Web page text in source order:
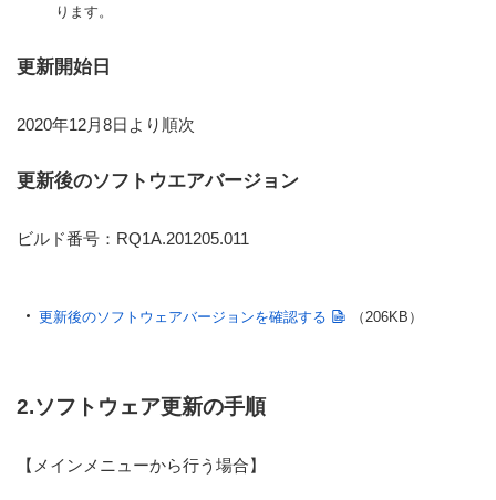
ります。
更新開始日
2020年12月8日より順次
更新後のソフトウエアバージョン
ビルド番号：RQ1A.201205.011
更新後のソフトウェアバージョンを確認する （206KB）
2.ソフトウェア更新の手順
【メインメニューから行う場合】